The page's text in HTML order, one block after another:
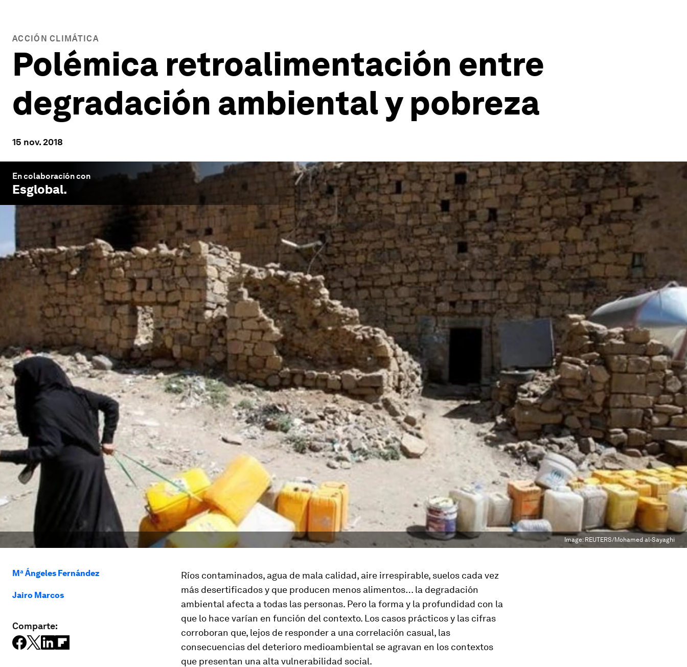
ACCIÓN CLIMÁTICA
Polémica retroalimentación entre
degradación ambiental y pobreza
15 nov. 2018
En colaboración con
Esglobal.
Image: REUTERS/Mohamed al-Sayaghi
Mª Ángeles Fernández
Jairo Marcos
Comparte:
Ríos contaminados, agua de mala calidad, aire irrespirable, suelos cada vez
más desertificados y que producen menos alimentos… la degradación
ambiental afecta a todas las personas. Pero la forma y la profundidad con la
que lo hace varían en función del contexto. Los casos prácticos y las cifras
corroboran que, lejos de responder a una correlación casual, las
consecuencias del deterioro medioambiental se agravan en los contextos
que presentan una alta vulnerabilidad social.